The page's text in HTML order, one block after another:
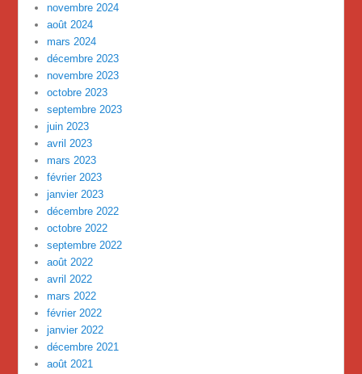
novembre 2024
août 2024
mars 2024
décembre 2023
novembre 2023
octobre 2023
septembre 2023
juin 2023
avril 2023
mars 2023
février 2023
janvier 2023
décembre 2022
octobre 2022
septembre 2022
août 2022
avril 2022
mars 2022
février 2022
janvier 2022
décembre 2021
août 2021